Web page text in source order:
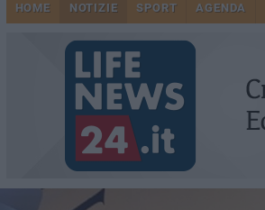
HOME NOTIZIE SPORT AGENDA